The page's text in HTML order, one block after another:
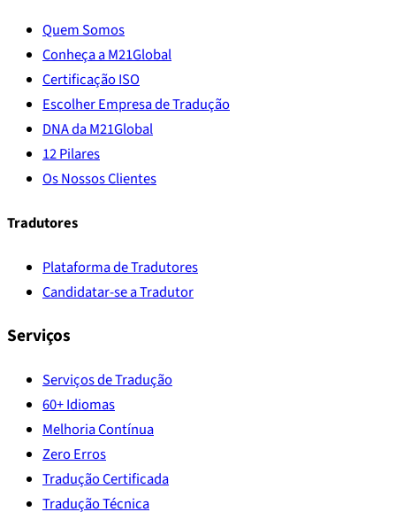
Quem Somos
Conheça a M21Global
Certificação ISO
Escolher Empresa de Tradução
DNA da M21Global
12 Pilares
Os Nossos Clientes
Tradutores
Plataforma de Tradutores
Candidatar-se a Tradutor
Serviços
Serviços de Tradução
60+ Idiomas
Melhoria Contínua
Zero Erros
Tradução Certificada
Tradução Técnica